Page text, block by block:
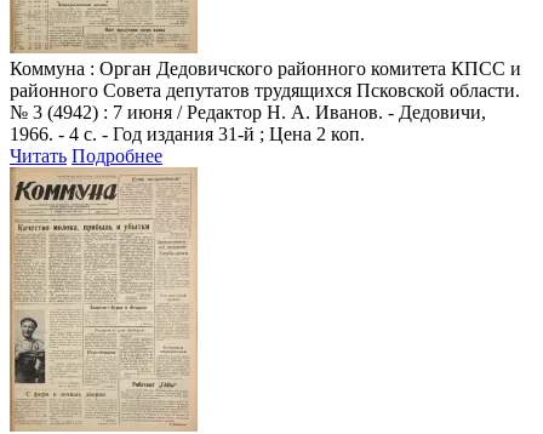
Коммуна : Орган Дедовичского районного комитета КПСС и
районного Совета депутатов трудящихся Псковской области.
№ 3 (4942) : 7 июня / Редактор Н. А. Иванов. - Дедовичи,
1966. - 4 с. - Год издания 31-й ; Цена 2 коп.
Читать Подробнее